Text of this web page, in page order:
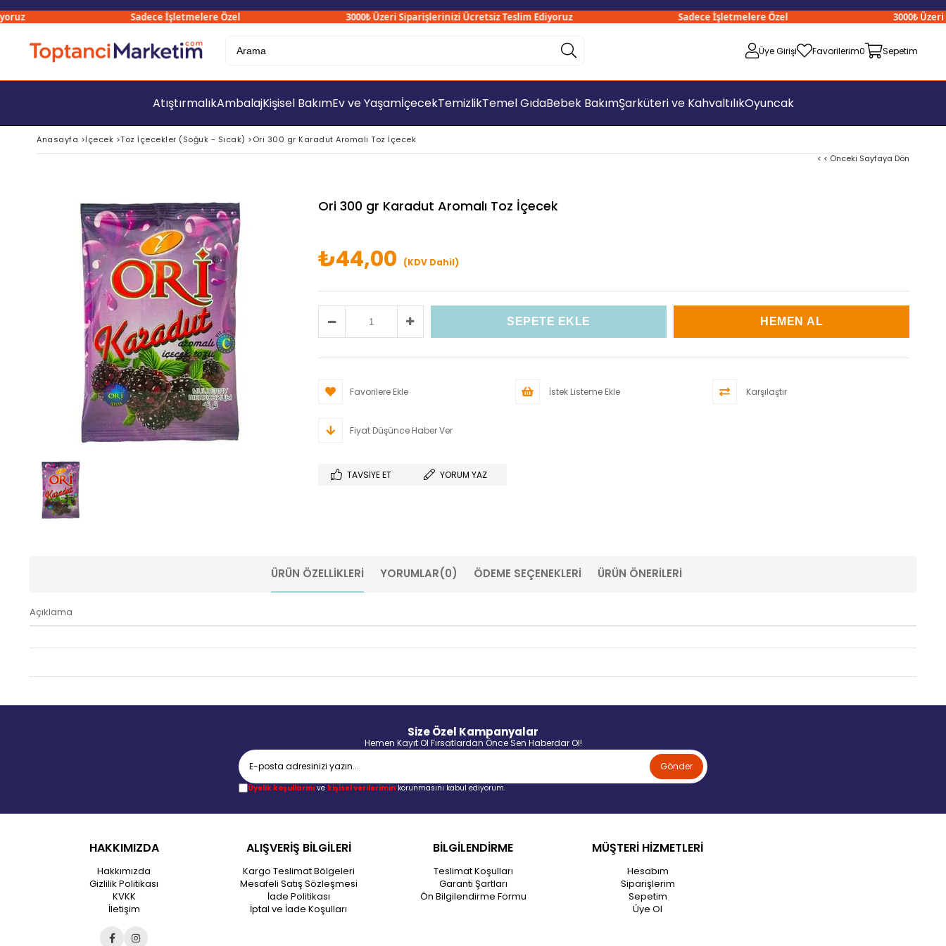
Sadece İşletmelere Özel 3000₺ Üzeri Siparişlerinizi Ücretsiz Teslim Ediyoruz Sadece İşletmelere Özel 3000₺ Üzeri
Üye Girişi Favorilerim0 Sepetim
AtıştırmalıkAmbalajKişisel BakımEv ve YaşamİçecekTemizlikTemel GıdaBebek BakımŞarküteri ve KahvaltılıkOyuncak
Anasayfa >İçecek >Toz İçecekler (Soğuk - Sıcak) >Ori 300 gr Karadut Aromalı Toz İçecek
< < Önceki Sayfaya Dön
Ori 300 gr Karadut Aromalı Toz İçecek
₺44,00 (KDV Dahil)
Favorilere Ekle İstek Listeme Ekle Karşılaştır
Fiyat Düşünce Haber Ver
TAVSIYE ET YORUM YAZ
ÜRÜN ÖZELLIKLERI YORUMLAR(0) ÖDEME SEÇENEKLERI ÜRÜN ÖNERILERI
Açıklama
Size Özel Kampanyalar
Hemen Kayıt Ol Fırsatlardan Önce Sen Haberdar Ol!
Gönder
Üyelik koşullarınıve kişisel verileriminkorunmasını kabul ediyorum.
HAKKIMIZDA
Hakkımızda
Gizlilik Politikası
KVKK
İletişim
ALIŞVERİŞ BİLGİLERİ
Kargo Teslimat Bölgeleri
Mesafeli Satış Sözleşmesi
İade Politikası
İptal ve İade Koşulları
BİLGİLENDİRME
Teslimat Koşulları
Garanti Şartları
Ön Bilgilendirme Formu
MÜŞTERİ HİZMETLERİ
Hesabım
Siparişlerim
Sepetim
Üye Ol